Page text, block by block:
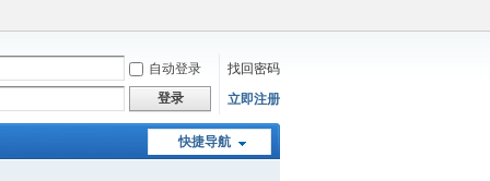
自动登录
找回密码
登录
立即注册
快捷导航